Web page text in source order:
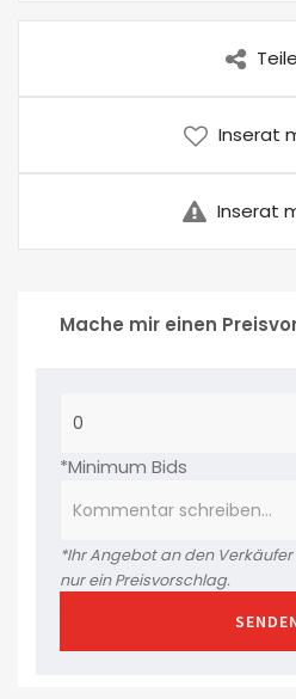
Inserat
Inserat
Mache mir einen
*Minimum Bids
*Ihr Angebot an den
nur ein Preisvorschlag.